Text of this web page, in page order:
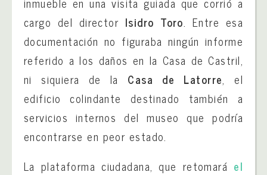
cargo del director Isidro Toro. Entre esa
documentación no figuraba ningún informe
referido a los daños en la Casa de Castril,
ni siquiera de la Casa de Latorre, el
edificio colindante destinado también a
servicios internos del museo que podría
encontrarse en peor estado.
La plataforma ciudadana, que retomará el